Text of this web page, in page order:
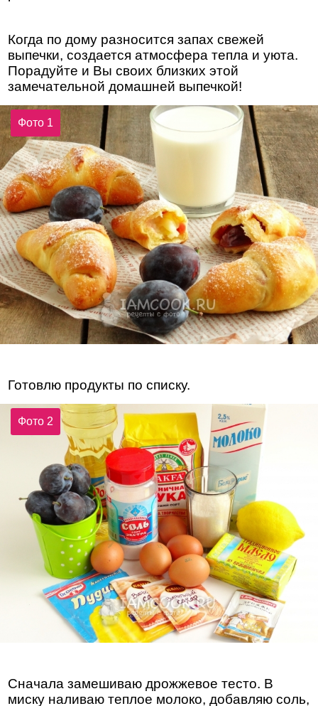
Когда по дому разносится запах свежей
выпечки, создается атмосфера тепла и уюта.
Порадуйте и Вы своих близких этой
замечательной домашней выпечкой!
Фото 1
Готовлю продукты по списку.
Фото 2
Сначала замешиваю дрожжевое тесто. В
миску наливаю теплое молоко, добавляю соль,